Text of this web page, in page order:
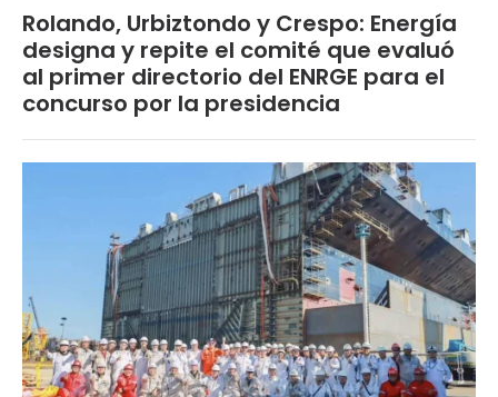
Rolando, Urbiztondo y Crespo: Energía
designa y repite el comité que evaluó
al primer directorio del ENRGE para el
concurso por la presidencia